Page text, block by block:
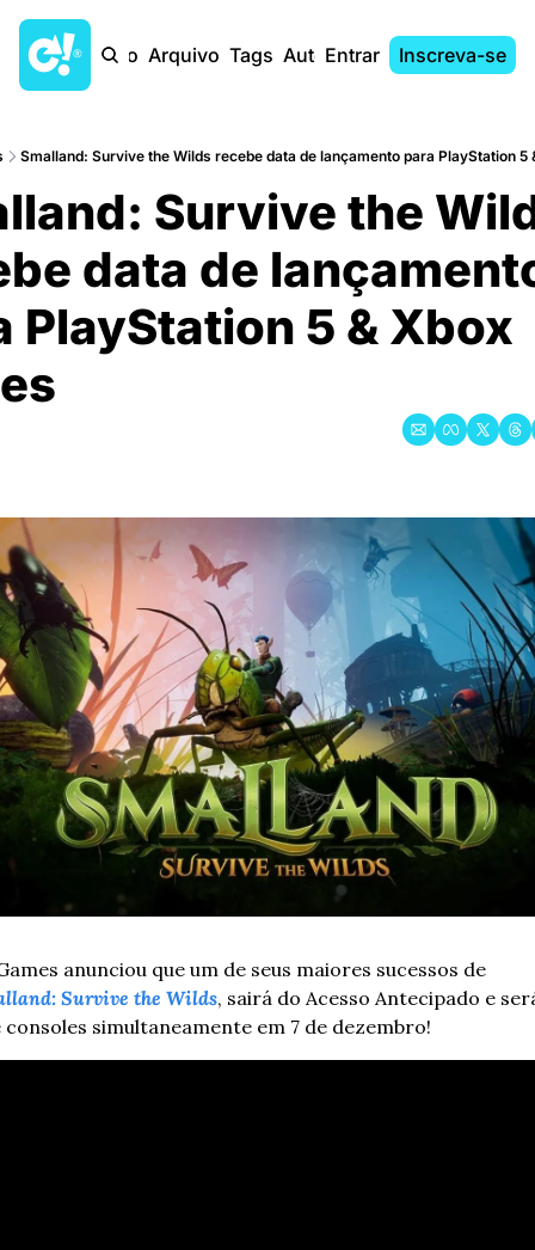
Início Arquivo Tags AutoresEntrar Inscreva-se
Smalland: Survive the Wilds recebe data de lançamento para PlayStation 5
Survive the
data de
PlayStation 5 & Xbox
anunciou que um de seus maiores sucessos de
Survive the Wilds, sairá do Acesso Antecipado e
consoles simultaneamente em 7 de dezembro!